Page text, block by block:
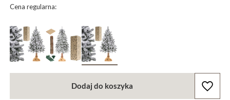
Cena regularna:
Dodaj do koszyka